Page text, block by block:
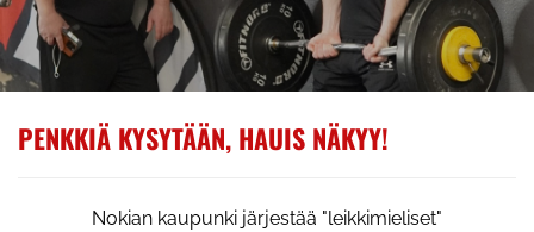
PENKKIÄ KYSYTÄÄN, HAUIS NÄKYY!
Nokian kaupunki järjestää "leikkimieliset"